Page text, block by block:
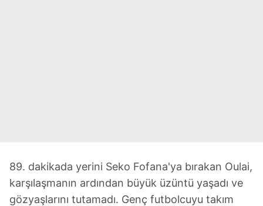
89. dakikada yerini Seko Fofana'ya bırakan Oulai,
karşılaşmanın ardından büyük üzüntü yaşadı ve
gözyaşlarını tutamadı. Genç futbolcuyu takım